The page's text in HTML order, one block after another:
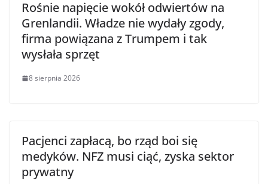
Rośnie napięcie wokół odwiertów na
Grenlandii. Władze nie wydały zgody,
firma powiązana z Trumpem i tak
wysłała sprzęt
8 sierpnia 2026
Pacjenci zapłacą, bo rząd boi się
medyków. NFZ musi ciąć, zyska sektor
prywatny